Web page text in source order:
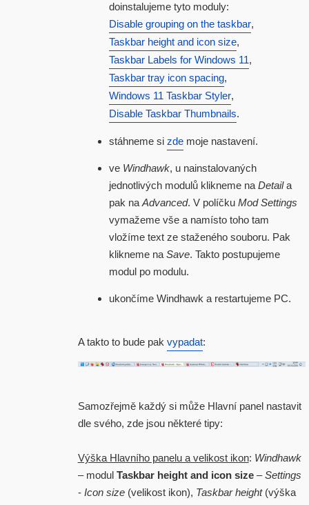
doinstalujeme tyto moduly:
Disable grouping on the taskbar,
Taskbar height and icon size,
Taskbar Labels for Windows 11,
Taskbar tray icon spacing,
Windows 11 Taskbar Styler,
Disable Taskbar Thumbnails.
stáhneme si zdemoje nastavení.
ve Windhawk, u nainstalovaných
jednotlivých modulů klikneme na Detaila
pak na Advanced. V políčku Mod Settings
vymažeme vše a namísto toho tam
vložíme text ze staženého souboru. Pak
klikneme na Save. Takto postupujeme
modul po modulu.
ukončíme Windhawk a restartujeme PC.
A takto to bude pak vypadat:
Samozřejmě každý si může Hlavní panel nastavit
dle svého, zde jsou některé tipy:
Výška Hlavního panelu a velikost ikon: Windhawk
– modul Taskbar height and icon size–Settings
- Icon size(velikost ikon), Taskbar height(výška